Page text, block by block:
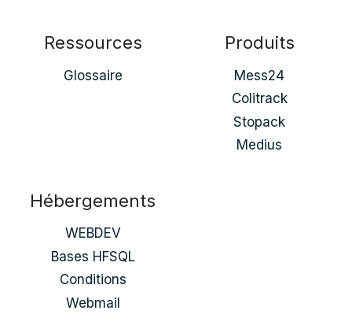
Ressources
Glossaire
Produits
Mess24
Colitrack
Stopack
Medius
Hébergements
WEBDEV
Bases HFSQL
Conditions
Webmail